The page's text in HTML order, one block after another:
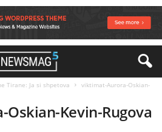
Tirane: Ja si shpetova
viktimat-Aurora-Oskian-
Kevin-Rugova